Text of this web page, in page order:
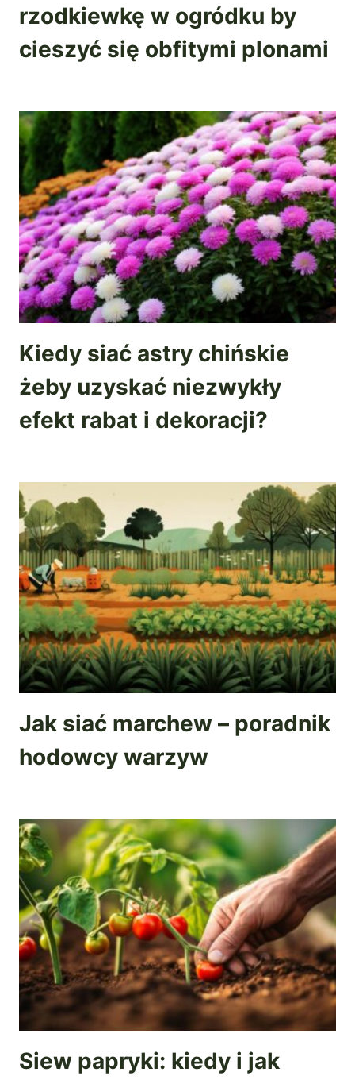
rzodkiewkę w ogródku by
cieszyć się obfitymi plonami
Kiedy siać astry chińskie
żeby uzyskać niezwykły
efekt rabat i dekoracji?
Jak siać marchew – poradnik
hodowcy warzyw
Siew papryki: kiedy i jak